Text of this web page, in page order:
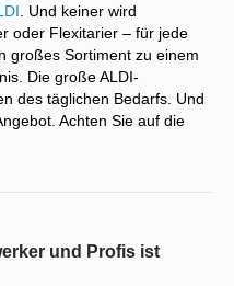
. Und keiner wird
oder Flexitarier – für jede
großes Sortiment zu einem
Die große ALDI-
des täglichen Bedarfs. Und
Achten Sie auf die
und Profis ist